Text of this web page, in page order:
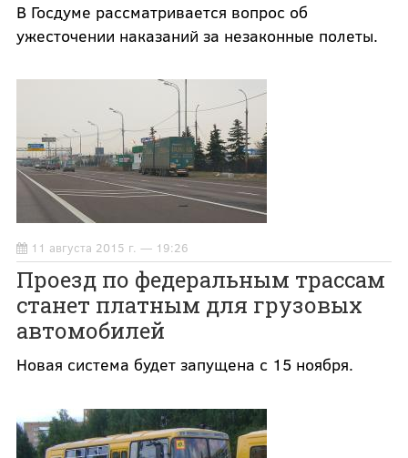
В Госдуме рассматривается вопрос об
ужесточении наказаний за незаконные полеты.
11 августа 2015 г. — 19:26
Проезд по федеральным трассам
станет платным для грузовых
автомобилей
Новая система будет запущена с 15 ноября.